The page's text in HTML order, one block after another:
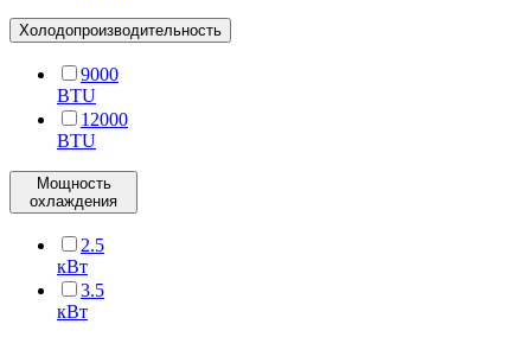
Холодопроизводительность
9000
BTU
12000
BTU
Мощность
охлаждения
2.5
кВт
3.5
кВт